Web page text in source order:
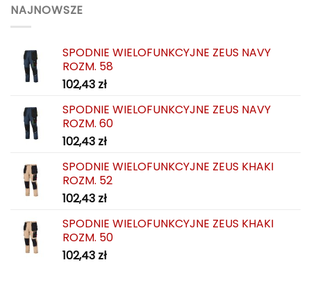
można
wybrać
stronie
produktu
stronie
NAJNOWSZE
SPODNIE WIELOFUNKCYJNE ZEUS NAVY
ROZM. 58
102,43 zł
SPODNIE WIELOFUNKCYJNE ZEUS NAVY
ROZM. 60
102,43 zł
SPODNIE WIELOFUNKCYJNE ZEUS KHAKI
ROZM. 52
102,43 zł
SPODNIE WIELOFUNKCYJNE ZEUS KHAKI
ROZM. 50
102,43 zł